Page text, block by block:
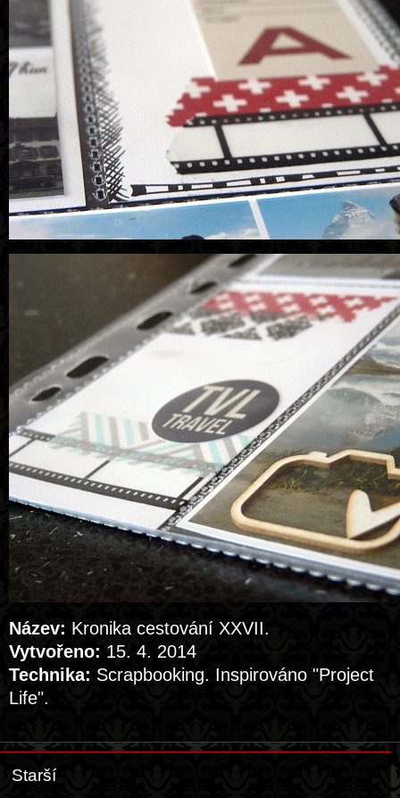
Název: Kronika cestování XXVII.
Vytvořeno: 15. 4. 2014
Technika: Scrapbooking. Inspirováno "Project
Life".
Starší